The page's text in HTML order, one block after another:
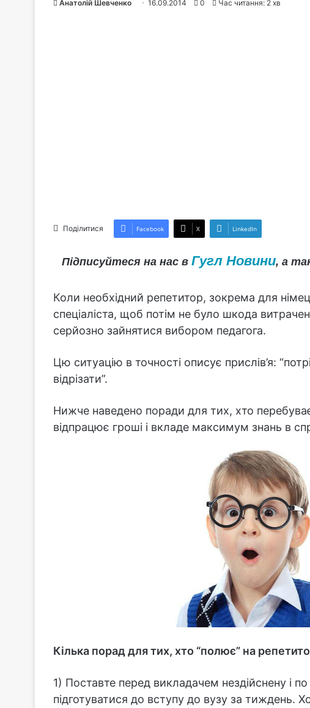
Анатолій Шевченко 16.09.2014 0 Час читання: 2 хв
Поділитися Facebook X LinkedIn
Підписуйтеся на нас в Гугл Новини, а
Коли необхідний репетитор, зокрема для
спеціаліста, щоб потім не було шкода
серйозно зайнятися вибором педагога.
Цю ситуацію в точності описує прислів’я:
відрізати”.
Нижче наведено поради для тих, хто
відпрацює гроші і вкладе максимум знань в
Кілька порад для тих, хто “полює” на
1) Поставте перед викладачем нездійснену і
підготуватися до вступу до вузу за тиждень.